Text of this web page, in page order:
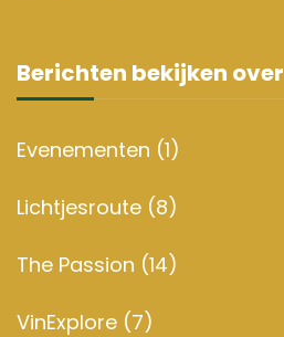
Berichten bekijken over
Evenementen (1)
Lichtjesroute (8)
The Passion (14)
VinExplore (7)